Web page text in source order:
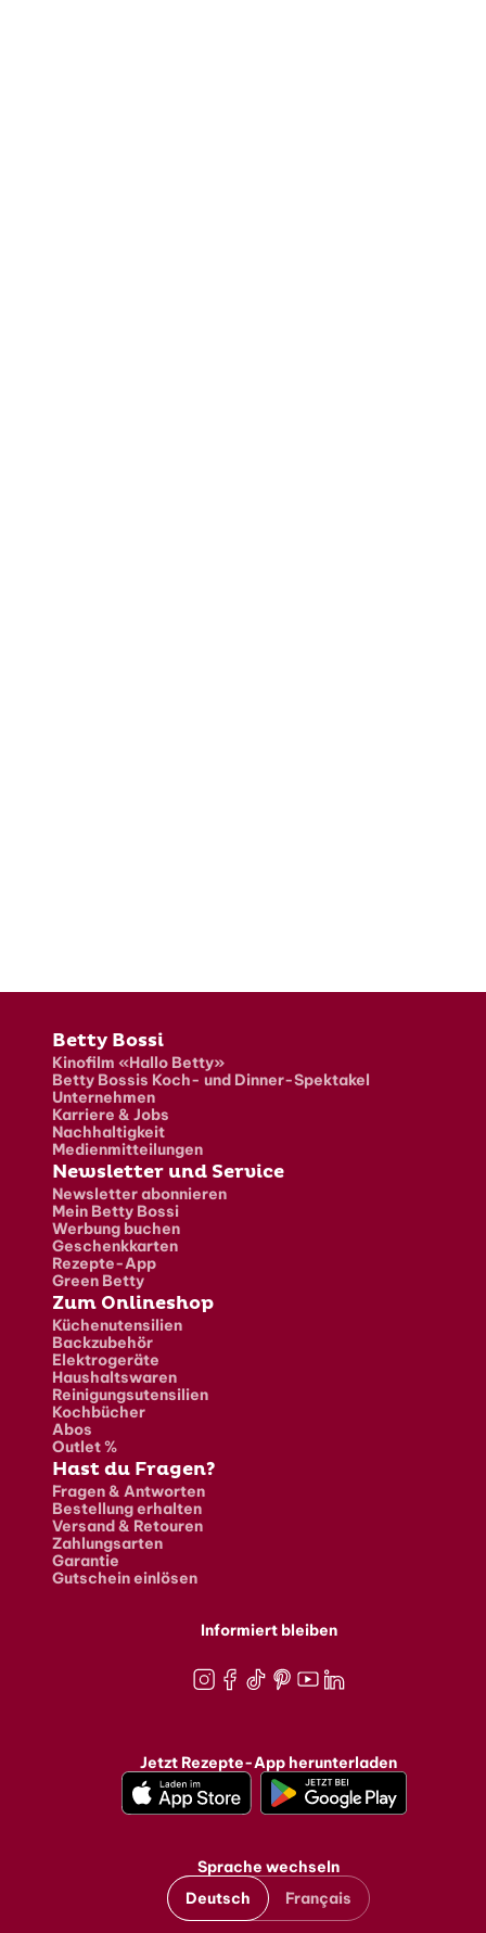
Fusszeile
Betty Bossi
Kinofilm «Hallo Betty»
Betty Bossis Koch- und Dinner-Spektakel
Unternehmen
Karriere & Jobs
Nachhaltigkeit
Medienmitteilungen
Newsletter und Service
Newsletter abonnieren
Mein Betty Bossi
Werbung buchen
Geschenkkarten
Rezepte-App
Green Betty
Zum Onlineshop
Küchenutensilien
Backzubehör
Elektrogeräte
Haushaltswaren
Reinigungsutensilien
Kochbücher
Abos
Outlet %
Hast du Fragen?
Fragen & Antworten
Bestellung erhalten
Versand & Retouren
Zahlungsarten
Garantie
Gutschein einlösen
Informiert bleiben
Jetzt Rezepte-App herunterladen
Sprache wechseln
Deutsch
Français